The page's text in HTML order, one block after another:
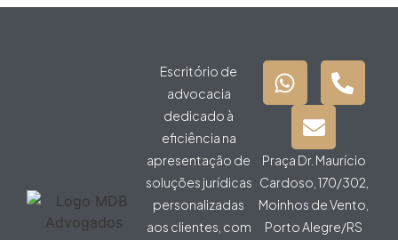
Escritório de
advocacia
dedicado à
eficiência na
apresentação de
soluções jurídicas
personalizadas
aos clientes, com
Praça Dr. Maurício
Cardoso, 170/302,
Moinhos de Vento,
Porto Alegre/RS